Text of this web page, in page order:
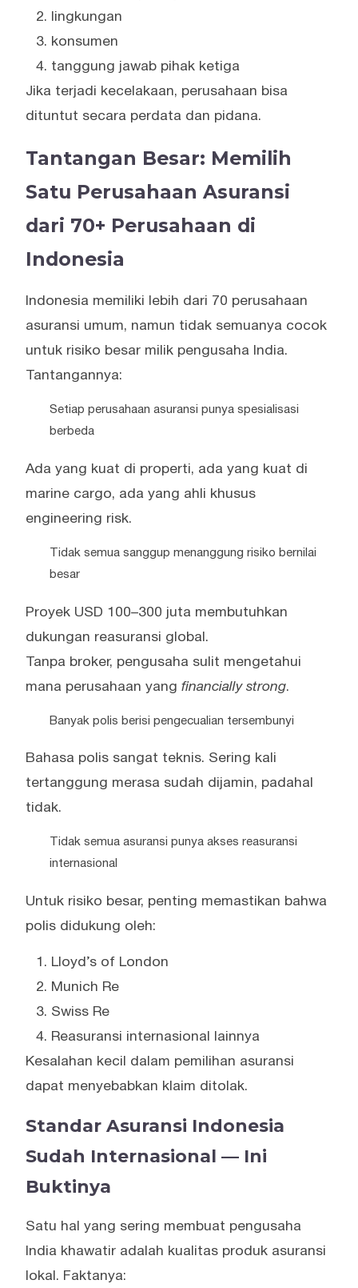
lingkungan
konsumen
tanggung jawab pihak ketiga
Jika terjadi kecelakaan, perusahaan bisa
dituntut secara perdata dan pidana.
Tantangan Besar: Memilih
Satu Perusahaan Asuransi
dari 70+ Perusahaan di
Indonesia
Indonesia memiliki lebih dari 70 perusahaan
asuransi umum, namun tidak semuanya cocok
untuk risiko besar milik pengusaha India.
Tantangannya:
Setiap perusahaan asuransi punya spesialisasi
berbeda
Ada yang kuat di properti, ada yang kuat di
marine cargo, ada yang ahli khusus
engineering risk.
Tidak semua sanggup menanggung risiko bernilai
besar
Proyek USD 100–300 juta membutuhkan
dukungan reasuransi global.
Tanpa broker, pengusaha sulit mengetahui
mana perusahaan yang financially strong.
Banyak polis berisi pengecualian tersembunyi
Bahasa polis sangat teknis. Sering kali
tertanggung merasa sudah dijamin, padahal
tidak.
Tidak semua asuransi punya akses reasuransi
internasional
Untuk risiko besar, penting memastikan bahwa
polis didukung oleh:
Lloyd’s of London
Munich Re
Swiss Re
Reasuransi internasional lainnya
Kesalahan kecil dalam pemilihan asuransi
dapat menyebabkan klaim ditolak.
Standar Asuransi Indonesia
Sudah Internasional — Ini
Buktinya
Satu hal yang sering membuat pengusaha
India khawatir adalah kualitas produk asuransi
lokal. Faktanya: